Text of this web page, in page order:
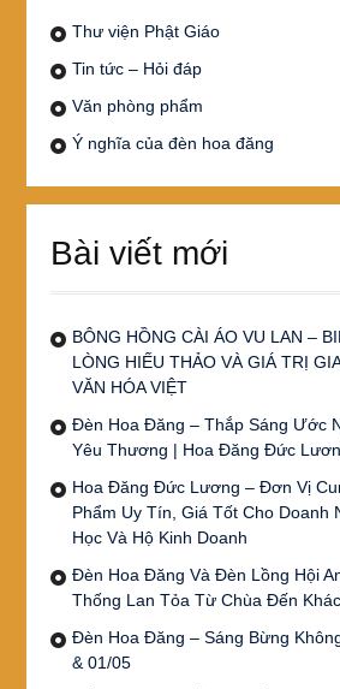
Thư viện Phật Giáo
Tin tức – Hỏi đáp
Văn phòng phẩm
Ý nghĩa của đèn hoa đăng
Bài viết mới
BÔNG HỒNG CÀI ÁO VU LAN –
LÒNG HIẾU THẢO VÀ GIÁ TRỊ
VĂN HÓA VIỆT
Đèn Hoa Đăng – Thắp Sáng Ước
Yêu Thương | Hoa Đăng Đức
Hoa Đăng Đức Lương – Đơn Vị
Phẩm Uy Tín, Giá Tốt Cho Doanh
Học Và Hộ Kinh Doanh
Đèn Hoa Đăng Và Đèn Lồng Hội
Thống Lan Tỏa Từ Chùa Đến
Đèn Hoa Đăng – Sáng Bừng
& 01/05